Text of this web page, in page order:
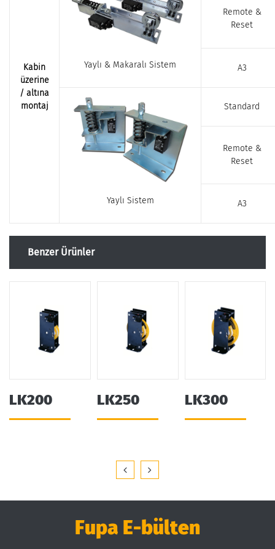
Kabin
üzerine
/ altına
montaj
Yaylı & Makaralı Sistem
Remote &
Reset
A3
Yaylı Sistem
Standard
Remote &
Reset
A3
Benzer Ürünler
LK200 LK250 LK300
Fupa E-bülten